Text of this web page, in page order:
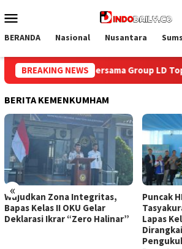
ke
Mobile
BERANDA Nasional Nusantara
BREAKING NEWS
Isi Kemerdekaan dengan
BERITA KEMENKUMHAM
«
Puncak HBP Ke-62,
Tasyakuran dilaksanakan di
Lapas Kelas I Palembang,
Lapas
Binaan